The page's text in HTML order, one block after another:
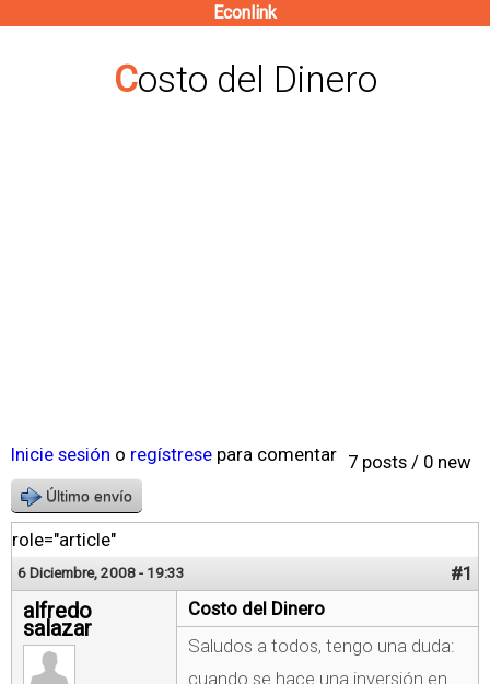
contenido
Econlink
Costo del Dinero
7 posts / 0 new
Inicie sesión o regístrese para comentar
Último envío
role="article"
6 Diciembre, 2008 - 19:33 #1
alfredo
salazar
Costo del Dinero
Saludos a todos, tengo una duda:
cuando se hace una inversión en